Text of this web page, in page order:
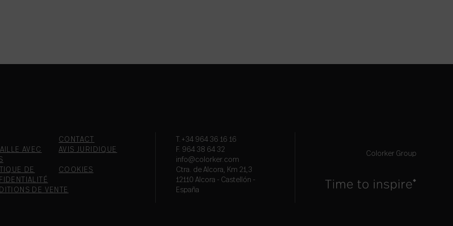
CONTACT
AVEC
AVIS JURIDIQUE
DE
COOKIES
DE VENTE
T.+34 964 36 16 16
F. 964 38 64 32
info@colorker.com
Ctra. de Alcora, Km 21,3
12110 Alcora - Castellón -
España
Colorker Group